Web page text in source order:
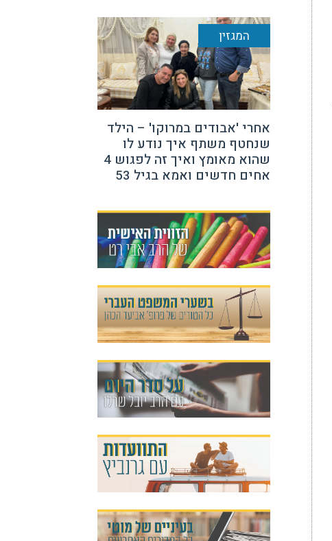
המגזין
אחרי 'אבודים במרוקו' – הילד
שנחטף משתף איך נודע לו
שהוא מאומץ ואיך זה לפגוש 4
אחים חדשים ואמא בגיל 53